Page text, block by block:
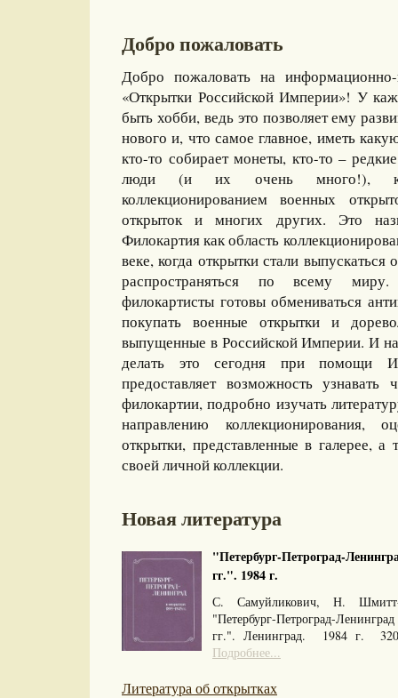
Добро пожаловать
Добро пожаловать на информационно-
«Открытки Российской Империи»! У
быть хобби, ведь это позволяет ему
нового и, что самое главное, иметь
кто-то собирает монеты, кто-то –
люди (и их очень много!),
коллекционированием военных
открыток и многих других. Это
Филокартия как область
веке, когда открытки стали
распространяться по всему
филокартисты готовы обмениваться
покупать военные открытки и
выпущенные в Российской Империи. И
делать это сегодня при помощи
предоставляет возможность
филокартии, подробно изучать
направлению коллекционирования,
открытки, представленные в галерее, а
своей личной коллекции.
Новая литература
"Петербург-Петроград-
гг.". 1984 г.
С. Самуйликович, Н.
"Петербург-Петроград-
гг.". Ленинград. 1984 г.
Подробнее...
Литература об открытках